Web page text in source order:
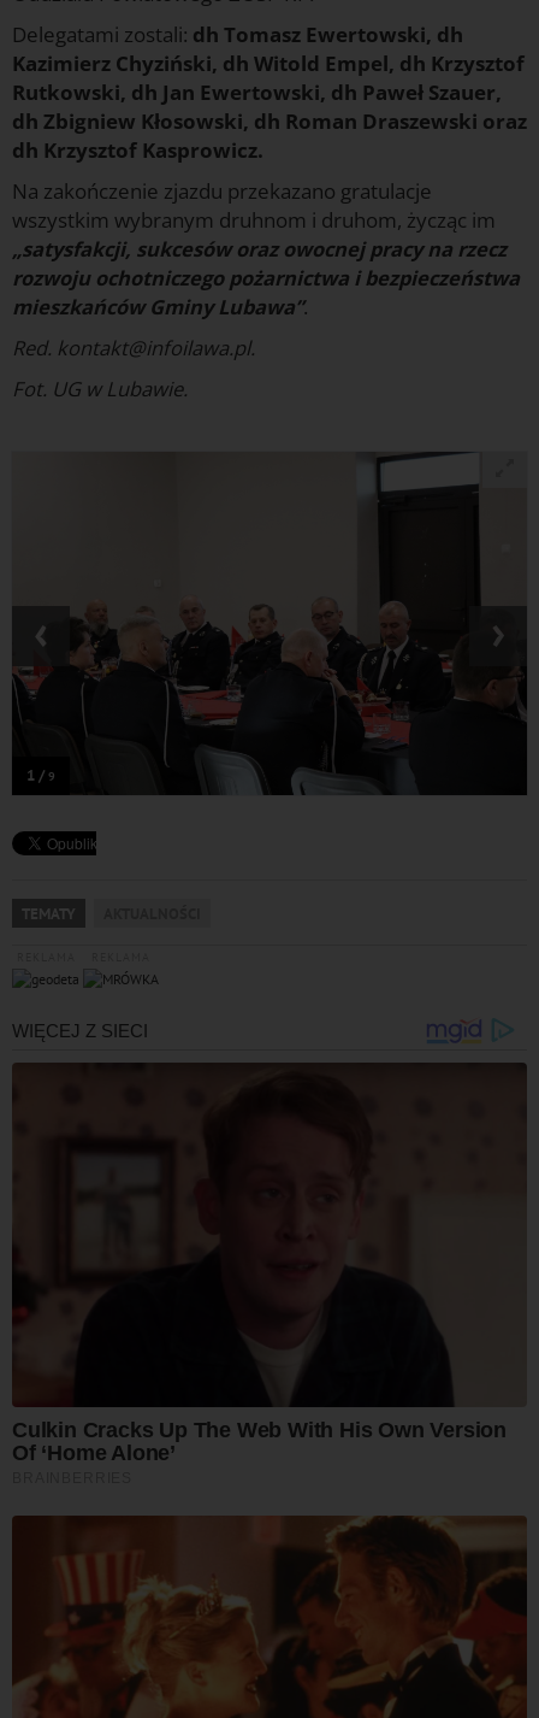
Delegatami zostali: dh Tomasz Ewertowski, dh
Kazimierz Chyziński, dh Witold Empel, dh Krzysztof
Rutkowski, dh Jan Ewertowski, dh Paweł Szauer,
dh Zbigniew Kłosowski, dh Roman Draszewski oraz
dh Krzysztof Kasprowicz.
Na zakończenie zjazdu przekazano gratulacje
wszystkim wybranym druhnom i druhom, życząc im
„satysfakcji, sukcesów oraz owocnej pracy na rzecz
rozwoju ochotniczego pożarnictwa i bezpieczeństwa
mieszkańców Gminy Lubawa”.
Red. kontakt@infoilawa.pl.
Fot. UG w Lubawie.
1 / 9
‹ ›
TEMATY